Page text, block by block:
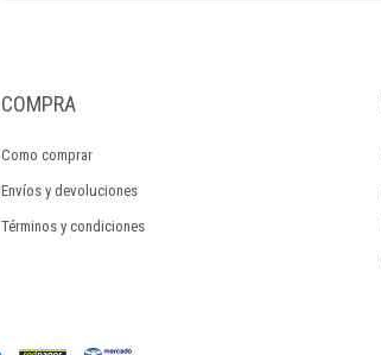
COMPRA
Como comprar
Envíos y devoluciones
Términos y condiciones